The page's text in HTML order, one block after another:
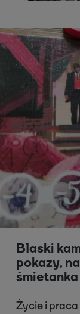
Blaski
pokazy,
Życie i